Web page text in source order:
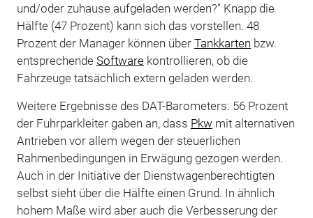
und/oder zuhause aufgeladen werden?" Knapp die
Hälfte (47 Prozent) kann sich das vorstellen. 48
Prozent der Manager können über Tankkarten bzw.
entsprechende Softwarekontrollieren, ob die
Fahrzeuge tatsächlich extern geladen werden.
Weitere Ergebnisse des DAT-Barometers: 56 Prozent
der Fuhrparkleiter gaben an, dass Pkw mit alternativen
Antrieben vor allem wegen der steuerlichen
Rahmenbedingungen in Erwägung gezogen werden.
Auch in der Initiative der Dienstwagenberechtigten
selbst sieht über die Hälfte einen Grund. In ähnlich
hohem Maße wird aber auch die Verbesserung der